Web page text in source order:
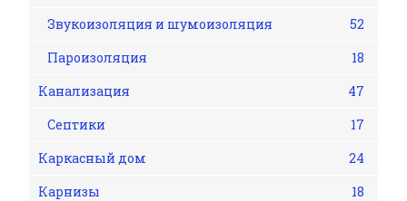
Звукоизоляция и шумоизоляция
52
Пароизоляция
18
Канализация
47
Септики
17
Каркасный дом
24
Карнизы
18